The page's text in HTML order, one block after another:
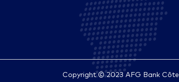
Copyright © 2023 AFG Bank